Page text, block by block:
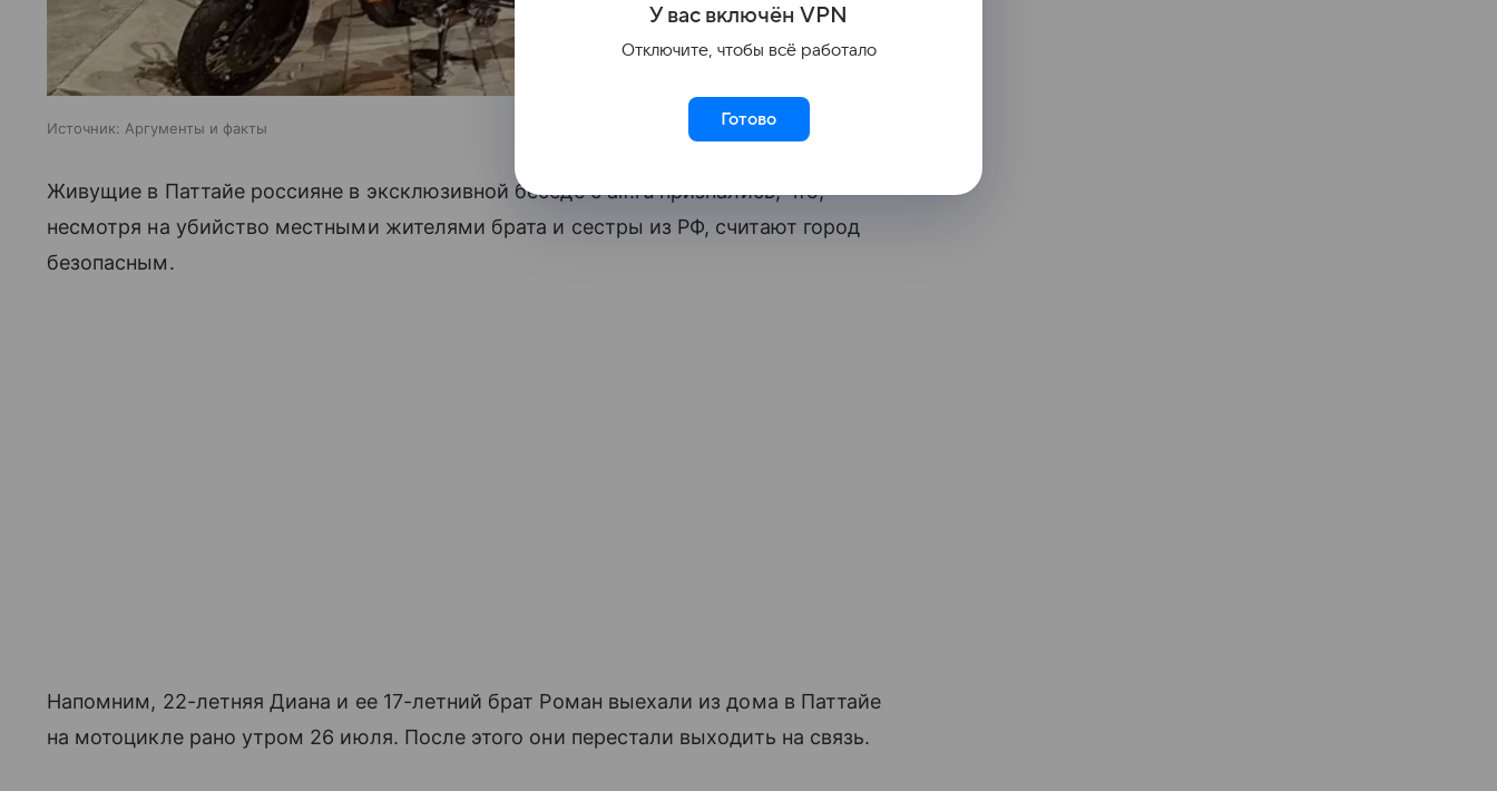
Источник: Аргументы и факты
Живущие в Паттайе россияне в эксклюзивной беседе с aif.ru признались, что,
несмотря на убийство местными жителями брата и сестры из РФ, считают город
безопасным.
Напомним, 22-летняя Диана и ее 17-летний брат Роман выехали из дома в Паттайе
на мотоцикле рано утром 26 июля. После этого они перестали выходить на связь.
У вас включён VPN
Отключите, чтобы всё работало
Готово